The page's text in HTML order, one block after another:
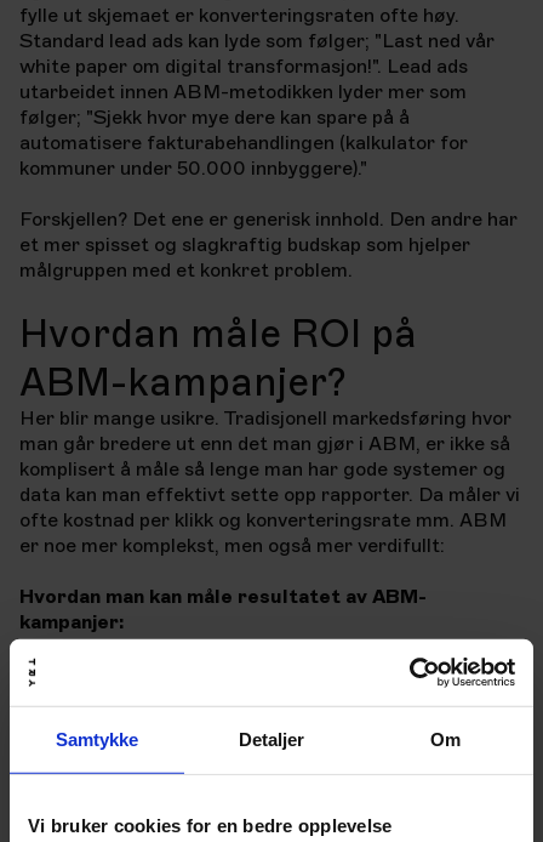
Samtykke Detaljer Om
Vi bruker cookies for en bedre opplevelse
fylle ut skjemaet er konverteringsraten ofte høy.
Standard lead ads kan lyde som følger; "Last ned vår
white paper om digital transformasjon!". Lead ads
utarbeidet innen ABM-metodikken lyder mer som
følger; "Sjekk hvor mye dere kan spare på å
automatisere fakturabehandlingen (kalkulator for
kommuner under 50.000 innbyggere)."
Forskjellen? Det ene er generisk innhold. Den andre har
et mer spisset og slagkraftig budskap som hjelper
målgruppen med et konkret problem.
Hvordan måle ROI på
ABM-kampanjer?
Her blir mange usikre. Tradisjonell markedsføring hvor
man går bredere ut enn det man gjør i ABM, er ikke så
komplisert å måle så lenge man har gode systemer og
data kan man effektivt sette opp rapporter. Da måler vi
ofte kostnad per klikk og konverteringsrate mm. ABM
er noe mer komplekst, men også mer verdifullt:
Hvordan man kan måle resultatet av ABM-
kampanjer:
Pipeline-kvalitet: Hvor mange målbedrifter gikk fra
«vanlige leads» fra tradisjonelle kampanjer?
Salgssyklus: Hvor lang er salgssyklusen
Kundes livstidsverdi: Hva er kundene tilegnet